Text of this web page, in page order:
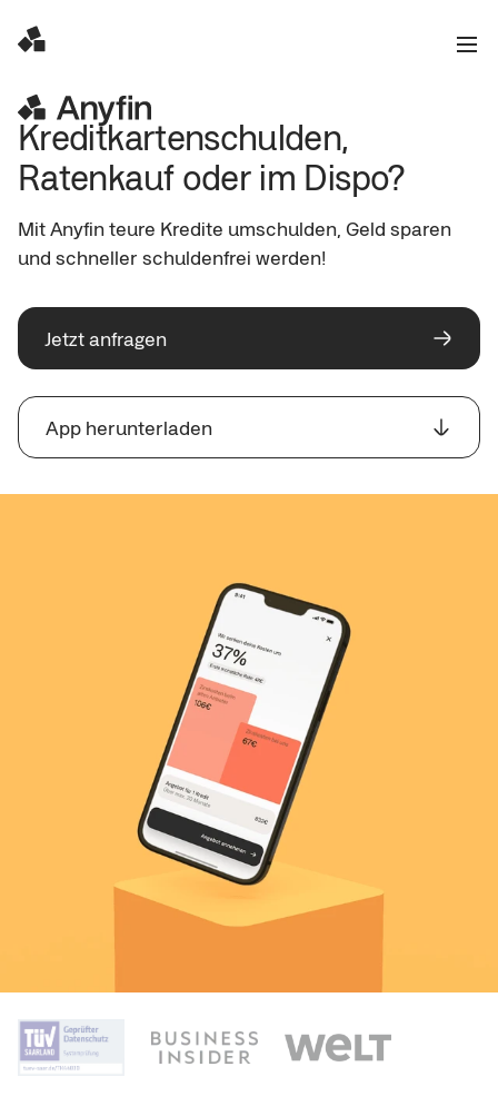
Kreditkartenschulden,
Ratenkauf oder im Dispo?
Mit Anyfin teure Kredite umschulden, Geld sparen
und schneller schuldenfrei werden!
Jetzt anfragen
App herunterladen